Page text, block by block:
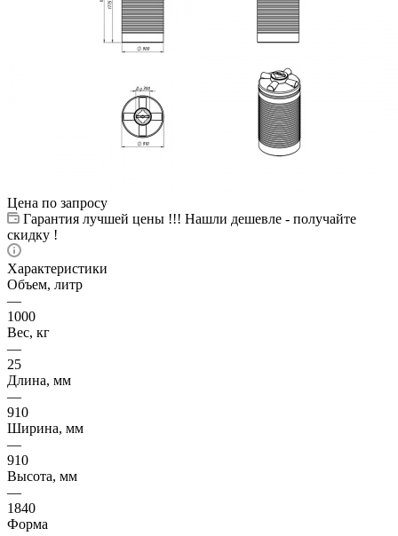
Цена по запросу
Гарантия лучшей цены !!! Нашли дешевле - получайте
скидку !
Характеристики
Объем, литр
—
1000
Вес, кг
—
25
Длина, мм
—
910
Ширина, мм
—
910
Высота, мм
—
1840
Форма